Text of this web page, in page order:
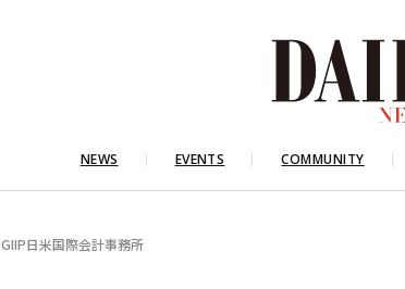
NEWS EVENTS COMMUNITY
GIIP日米国際会計事務所